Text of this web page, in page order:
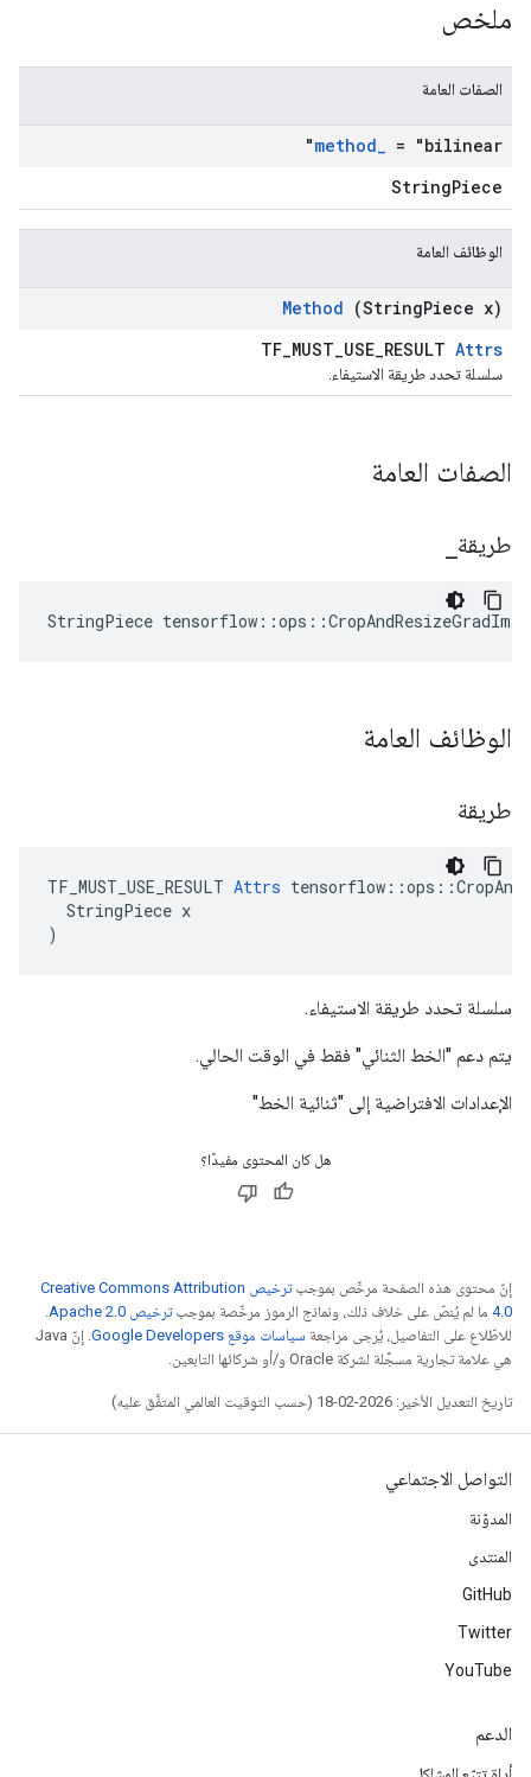
ملخص
الصفات العامة
method_ = "bilinear"
StringPiece
الوظائف العامة
Method (StringPiece x)
TF_MUST_USE_RESULT Attrs
سلسلة تحدد طريقة الاستيفاء.
الصفات العامة
طريقة
StringPiece
الوظائف العامة
طريقة
TF_MUST_USE_RESULT Attrs
  StringPiece x
)
سلسلة تحدد طريقة الاستيفاء.
يتم دعم "الخط الثنائي" فقط في الوقت الحالي.
الإعدادات الافتراضية إلى "ثنائية الخط"
هل كان المحتوى مفيدًا؟
إنّ محتوى هذه الصفحة مرخّص بموجب
ترخيص Creative Commons Attribution
4.0‏ ما لم يُنصّ على خلاف ذلك، ونماذج الرموز مرخّصة بموجبترخيص Apache 2.0‏
.
للاطّلاع على التفاصيل، يُرجى مراجعة سياسات موقع Google Developers‏
. إنّ Java
هي علامة تجارية مسجَّلة لشركة Oracle و/أو شركائها التابعين.
تاريخ التعديل الأخير: 2026-02-18 (حسب التوقيت العالمي المتفَّق عليه)
التواصل الاجتماعي
المدوّنة
المنتدى
GitHub
Twitter
YouTube
الدعم